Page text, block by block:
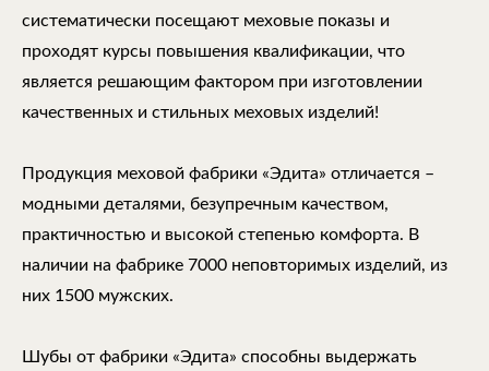
систематически посещают меховые показы и
проходят курсы повышения квалификации, что
является решающим фактором при изготовлении
качественных и стильных меховых изделий!
Продукция меховой фабрики «Эдита» отличается –
модными деталями, безупречным качеством,
практичностью и высокой степенью комфорта. В
наличии на фабрике 7000 неповторимых изделий, из
них 1500 мужских.
Шубы от фабрики «Эдита» способны выдержать